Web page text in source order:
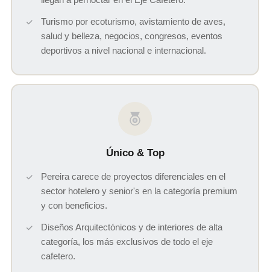
Turismo por ecoturismo, avistamiento de aves,
salud y belleza, negocios, congresos, eventos
deportivos a nivel nacional e internacional.
Único & Top
Pereira carece de proyectos diferenciales en el
sector hotelero y senior's en la categoría premium
y con beneficios.
Diseños Arquitectónicos y de interiores de alta
categoría, los más exclusivos de todo el eje
cafetero.